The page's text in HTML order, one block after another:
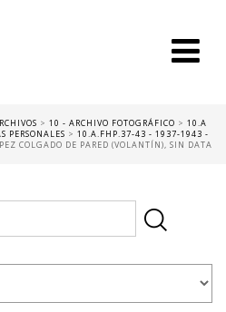
> 10 - ARCHIVO FOTOGRÁFICO > 10.A
PERSONALES > 10.A.FHP.37-43 - 1937-1943 -
COLGADO DE PARED (VOLANTÍN), SIN DATA